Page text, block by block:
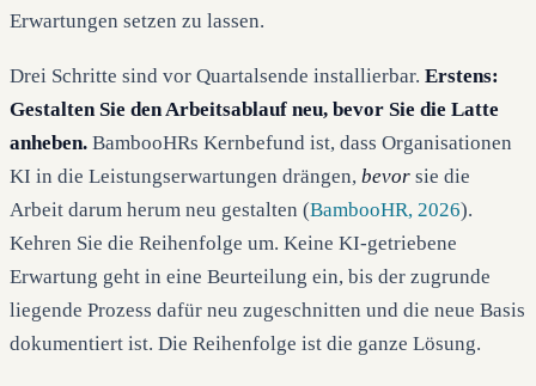
Erwartungen setzen zu lassen.
Drei Schritte sind vor Quartalsende installierbar. Erstens:
Gestalten Sie den Arbeitsablauf neu, bevor Sie die Latte
anheben. BambooHRs Kernbefund ist, dass Organisationen
KI in die Leistungserwartungen drängen, bevor sie die
Arbeit darum herum neu gestalten (BambooHR, 2026).
Kehren Sie die Reihenfolge um. Keine KI-getriebene
Erwartung geht in eine Beurteilung ein, bis der zugrunde
liegende Prozess dafür neu zugeschnitten und die neue Basis
dokumentiert ist. Die Reihenfolge ist die ganze Lösung.